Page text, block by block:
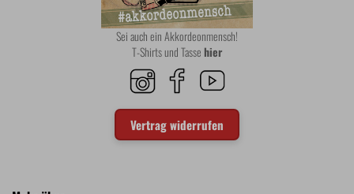
Sei auch ein Akkordeonmensch!
T-Shirts und Tassehier
Vertrag widerrufen